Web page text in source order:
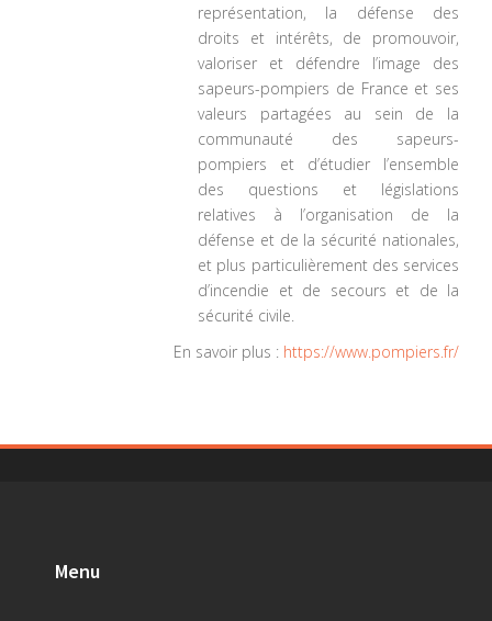
représentation, la défense des
droits et intérêts, de promouvoir,
valoriser et défendre l’image des
sapeurs-pompiers de France et ses
valeurs partagées au sein de la
communauté des sapeurs-
pompiers et d’étudier l’ensemble
des questions et législations
relatives à l’organisation de la
défense et de la sécurité nationales,
et plus particulièrement des services
d’incendie et de secours et de la
sécurité civile.
En savoir plus : https://www.pompiers.fr/
Menu